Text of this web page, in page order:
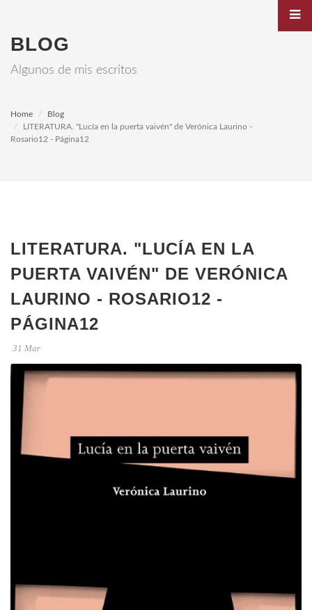
BLOG
Algunos de mis escritos
Home
Blog
LITERATURA. "Lucía en la puerta vaivén" de Verónica Laurino -
Rosario12 - Página12
LITERATURA. "LUCÍA EN LA
PUERTA VAIVÉN" DE VERÓNICA
LAURINO - ROSARIO12 -
PÁGINA12
31 Mar